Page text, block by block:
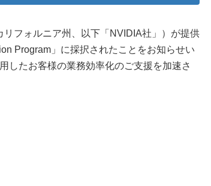
フォルニア州、以下「NVIDIA社」）が提供
Program」に採択されたことをお知らせい
したお客様の業務効率化のご支援を加速さ